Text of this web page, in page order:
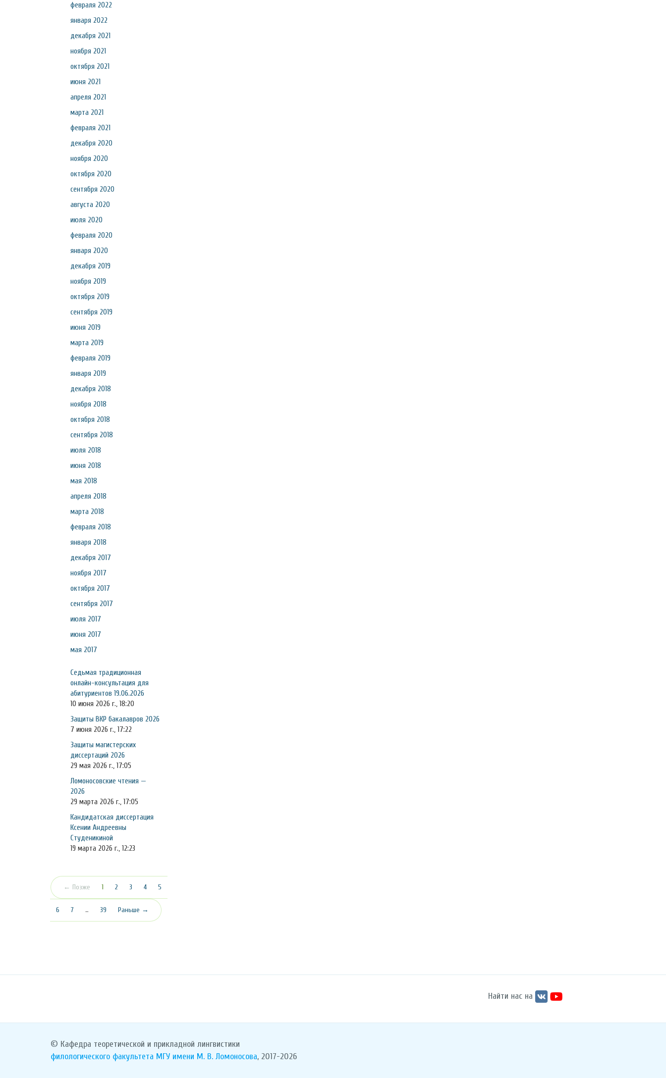
февраля 2022
января 2022
декабря 2021
ноября 2021
октября 2021
июня 2021
апреля 2021
марта 2021
февраля 2021
декабря 2020
ноября 2020
октября 2020
сентября 2020
августа 2020
июля 2020
февраля 2020
января 2020
декабря 2019
ноября 2019
октября 2019
сентября 2019
июня 2019
марта 2019
февраля 2019
января 2019
декабря 2018
ноября 2018
октября 2018
сентября 2018
июля 2018
июня 2018
мая 2018
апреля 2018
марта 2018
февраля 2018
января 2018
декабря 2017
ноября 2017
октября 2017
сентября 2017
июля 2017
июня 2017
мая 2017
Седьмая традиционная
онлайн-консультация для
абитуриентов 19.06.2026
10 июня 2026 г., 18:20
Защиты ВКР бакалавров 2026
7 июня 2026 г., 17:22
Защиты магистерских
диссертаций 2026
29 мая 2026 г., 17:05
Ломоносовские чтения —
2026
29 марта 2026 г., 17:05
Кандидатская диссертация
Ксении Андреевны
Студеникиной
19 марта 2026 г., 12:23
← Позже 1 (текущая)
2 3 4 5
6 7 … 39 Раньше →
Найти нас на
© Кафедра теоретической и прикладной лингвистики
филологического факультета МГУ имени М. В. Ломоносова, 2017-2026